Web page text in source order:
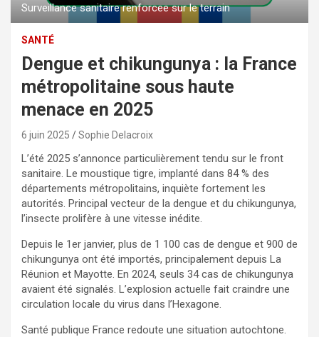
Surveillance sanitaire renforcee sur le terrain
SANTÉ
Dengue et chikungunya : la France
métropolitaine sous haute
menace en 2025
6 juin 2025 Sophie Delacroix
L’été 2025 s’annonce particulièrement tendu sur le front
sanitaire. Le moustique tigre, implanté dans 84 % des
départements métropolitains, inquiète fortement les
autorités. Principal vecteur de la dengue et du chikungunya,
l’insecte prolifère à une vitesse inédite.
Depuis le 1er janvier, plus de 1 100 cas de dengue et 900 de
chikungunya ont été importés, principalement depuis La
Réunion et Mayotte. En 2024, seuls 34 cas de chikungunya
avaient été signalés. L’explosion actuelle fait craindre une
circulation locale du virus dans l’Hexagone.
Santé publique France redoute une situation autochtone.